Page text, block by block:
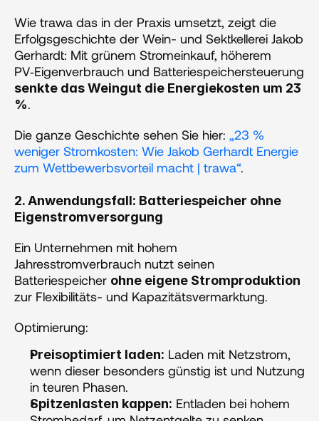
Wie trawa das in der Praxis umsetzt, zeigt die
Erfolgsgeschichte der Wein- und Sektkellerei Jakob
Gerhardt: Mit grünem Stromeinkauf, höherem
senkte das Weingut die Energiekosten um 23
%.
Die ganze Geschichte sehen Sie hier: „23 %
weniger Stromkosten: Wie Jakob Gerhardt Energie
zum Wettbewerbsvorteil macht | trawa“.
2. Anwendungsfall: Batteriespeicher ohne
Eigenstromversorgung
Ein Unternehmen mit hohem
Jahresstromverbrauch nutzt seinen
Batteriespeicher ohne eigene Stromproduktion
zur Flexibilitäts- und Kapazitätsvermarktung.
Optimierung:
Preisoptimiert laden: Laden mit Netzstrom,
wenn dieser besonders günstig ist und Nutzung
in teuren Phasen.
Spitzenlasten kappen: Entladen bei hohem